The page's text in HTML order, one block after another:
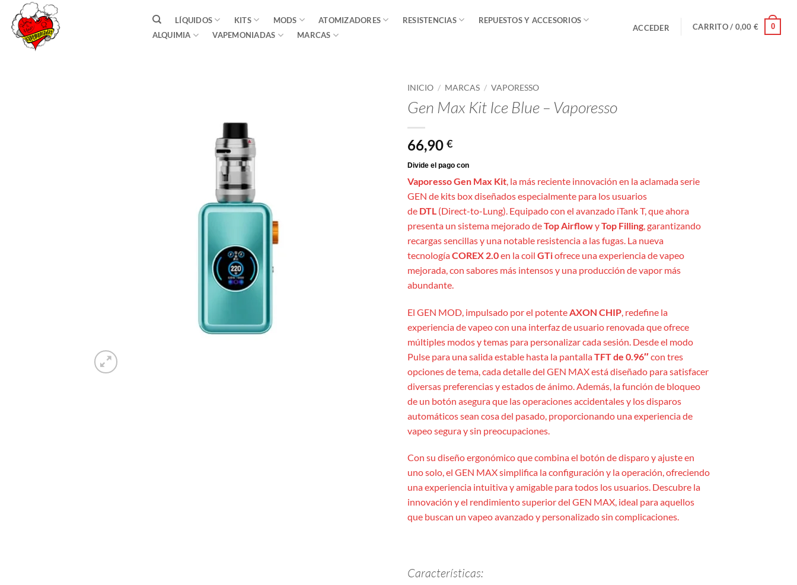
Saltar
contenido
LÍQUIDOS KITS MODS ATOMIZADORES RESISTENCIAS
REPUESTOS Y ACCESORIOS
ALQUIMIA
VAPEMONIADAS MARCAS
ACCEDER CARRITO / 0,00 € 0
INICIO / MARCAS / VAPORESSO
Gen Max Kit Ice Blue – Vaporesso
66,90 €
Vaporesso Gen Max Kit , la más reciente innovación en la aclamada serie
GEN de kits box diseñados especialmente para los usuarios
de DTL (Direct-to-Lung). Equipado con el avanzado iTank T, que ahora
presenta un sistema mejorado deTop AirflowyTop Filling , garantizando
recargas sencillas y una notable resistencia a las fugas. La nueva
tecnologíaCOREX 2.0en la coil GTiofrece una experiencia de vapeo
mejorada, con sabores más intensos y una producción de vapor más
abundante.
El GEN MOD, impulsado por el potente AXON CHIP , redefine la
experiencia de vapeo con una interfaz de usuario renovada que ofrece
múltiples modos y temas para personalizar cada sesión. Desde el modo
Pulse para una salida estable hasta la pantallaTFT de 0.96″con tres
opciones de tema, cada detalle del GEN MAX está diseñado para satisfacer
diversas preferencias y estados de ánimo. Además, la función de bloqueo
de un botón asegura que las operaciones accidentales y los disparos
automáticos sean cosa del pasado, proporcionando una experiencia de
vapeo segura y sin preocupaciones.
Con su diseño ergonómico que combina el botón de disparo y ajuste en
uno solo, el GEN MAX simplifica la configuración y la operación, ofreciendo
una experiencia intuitiva y amigable para todos los usuarios. Descubre la
innovación y el rendimiento superior del GEN MAX, ideal para aquellos
que buscan un vapeo avanzado y personalizado sin complicaciones.
Características: